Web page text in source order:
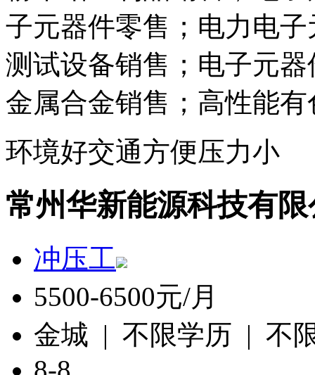
子元器件零售；电力电
测试设备销售；电子元
金属合金销售；高性能
环境好交通方便压力小
常州华新能源科技有
冲压工
5500-6500元/月
金城 | 不限学历 | 不